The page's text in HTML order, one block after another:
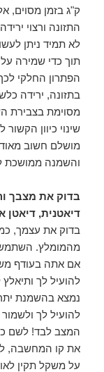
ק"ג בזמן
התזונה ורצוי
לא תמיד ניתן
תוך כדי שמירה על
הפתרון החלקי
בתזונה, ירידה
מסוימת בצבירת
שינוי כיוון
מושלם חשוב מאוד
והשמנה ממושכת
בדוק את מצבך ו
דיאטנית, דיאטן
בדוק את עצמך,
אם אתה בעודף
להועיל לך
נמצא בהשמנת
להועיל לך
המצב לבד! לשם
את קו המחשבה,
על משקל תקין